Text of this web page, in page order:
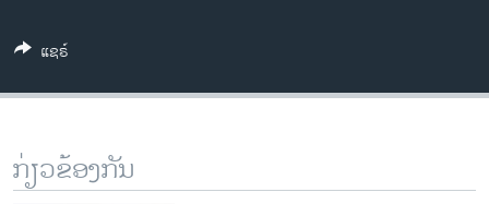
ທຸລະກິດ
ພາສາອັງກິດ
ສຽງ
ແຊຣ໌
ກ່ຽວຂ້ອງກັນ